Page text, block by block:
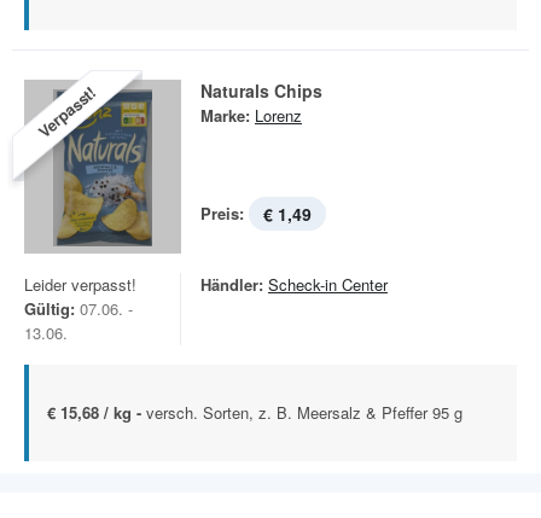
Verpasst! Naturals Chips
Marke: Lorenz
Preis: € 1,49
Leider verpasst!
Gültig: 07.06. -
13.06.
Händler: Scheck-in Center
€ 15,68 / kg - versch. Sorten, z. B. Meersalz & Pfeffer 95 g